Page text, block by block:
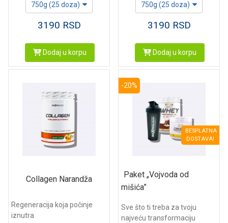
750g (25 doza)
3190 RSD
Dodaj u korpu
750g (25 doza)
3190 RSD
Dodaj u korpu
Collagen Narandža
Regeneracija koja počinje
iznutra
BESPLATNA
DOSTAVA!
-20%
Paket „Vojvoda od
mišića”
Sve što ti treba za tvoju
najveću transformaciju